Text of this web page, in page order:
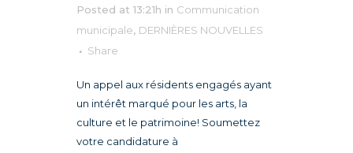
Posted at 13:21h in Communication
municipale, DERNIÈRES NOUVELLES
Share
Un appel aux résidents engagés ayant
un intérêt marqué pour les arts, la
culture et le patrimoine! Soumettez
votre candidature à